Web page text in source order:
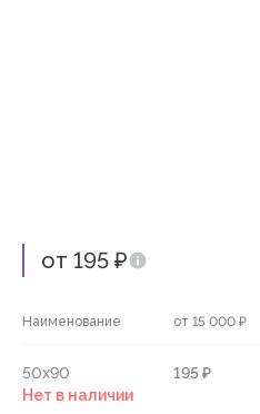
от 195 ₽
Наименование от 15 000 ₽
50х90
195 ₽
Нет в наличии